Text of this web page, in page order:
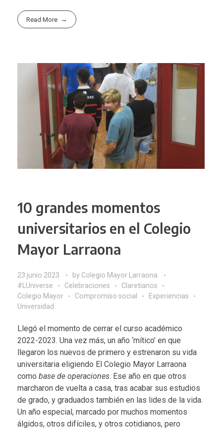
Read More
10 grandes momentos
universitarios en el Colegio
Mayor Larraona
23 junio 2023 by Colegio Mayor Larraona
#LUniverse
Celebraciones
Claretianos
Colegio Mayor
Compromiso social
Experiencias
Universidad
Llegó el momento de cerrar el curso académico
2022-2023. Una vez más, un año ‘mítico’ en que
llegaron los nuevos de primero y estrenaron su vida
universitaria eligiendo El Colegio Mayor Larraona
como base de operaciones. Ese año en que otros
marcharon de vuelta a casa, tras acabar sus estudios
de grado, y graduados también en las lides de la vida.
Un año especial, marcado por muchos momentos
álgidos, otros difíciles, y otros cotidianos, pero